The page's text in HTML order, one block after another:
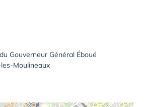
Gouverneur Général Éboué
Moulineaux